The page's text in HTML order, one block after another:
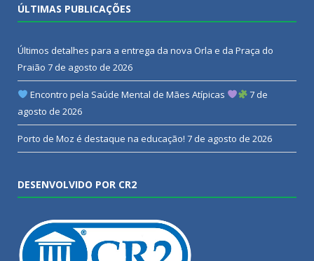
ÚLTIMAS PUBLICAÇÕES
Últimos detalhes para a entrega da nova Orla e da Praça do
Praião 7 de agosto de 2026
Encontro pela Saúde Mental de Mães Atípicas
7 de
agosto de 2026
Porto de Moz é destaque na educação! 7 de agosto de 2026
DESENVOLVIDO POR CR2